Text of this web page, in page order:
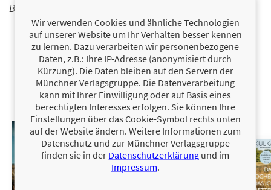
BÜCHER
Wir verwenden Cookies und ähnliche Technologien
auf unserer Website um Ihr Verhalten besser kennen
zu lernen. Dazu verarbeiten wir personenbezogene
Daten, z.B.: Ihre IP-Adresse (anonymisiert durch
Kürzung). Die Daten bleiben auf den Servern der
Münchner Verlagsgruppe. Die Datenverarbeitung
kann mit Ihrer Einwilligung oder auf Basis eines
berechtigten Interesses erfolgen. Sie können Ihre
Einstellungen über das Cookie-Symbol rechts unten
auf der Website ändern. Weitere Informationen zum
Datenschutz und zur Münchner Verlagsgruppe
finden sie in der Datenschutzerklärung und im
Impressum.